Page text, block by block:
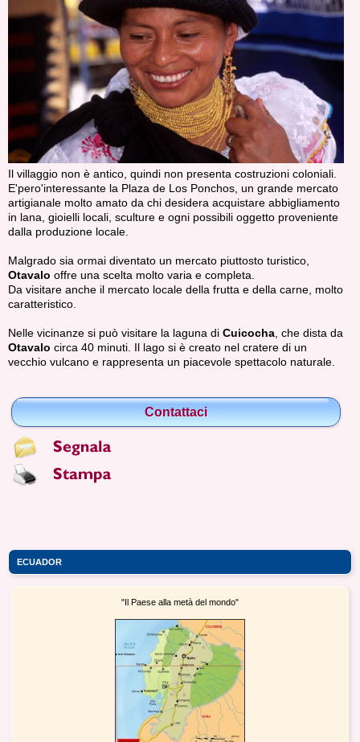
ECUADOR
"Il Paese alla metà del mondo"
Il villaggio non è antico, quindi non presenta costruzioni coloniali.
E'pero'interessante la Plaza de Los Ponchos, un grande mercato
artigianale molto amato da chi desidera acquistare abbigliamento
in lana, gioielli locali, sculture e ogni possibili oggetto proveniente
dalla produzione locale.
Malgrado sia ormai diventato un mercato piuttosto turistico,
Otavalo offre una scelta molto varia e completa.
Da visitare anche il mercato locale della frutta e della carne, molto
caratteristico.
Nelle vicinanze si può visitare la laguna di Cuicocha , che dista da
Otavalo circa 40 minuti. Il lago si è creato nel cratere di un
vecchio vulcano e rappresenta un piacevole spettacolo naturale.
Contattaci